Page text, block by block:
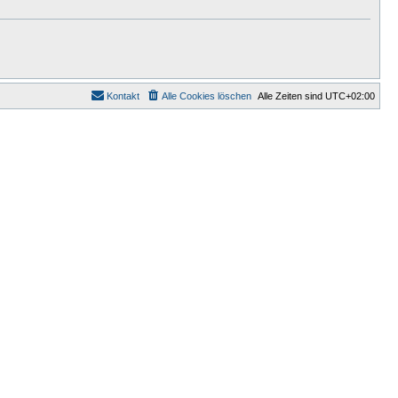
Alle Zeiten sind UTC+02:00
Alle Cookies löschen
Kontakt